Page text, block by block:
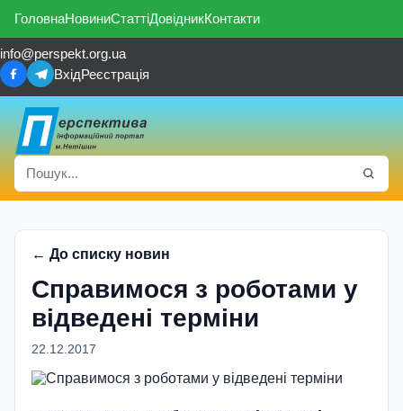
ГоловнаНовиниСтаттіДовідникКонтакти
info@perspekt.org.ua
ВхідРеєстрація
← До списку новин
Справимося з роботами у
вiдведенi термiни
22.12.2017